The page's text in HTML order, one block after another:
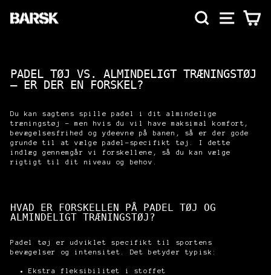
SØG SIDE
PADEL TØJ VS. ALMINDELIGT TRÆNINGSTØJ
– ER DER EN FORSKEL?
Du kan sagtens spille padel i dit almindelige
træningstøj – men hvis du vil have maksimal komfort,
bevægelsesfrihed og ydeevne på banen, så er der gode
grunde til at vælge padel-specifikt tøj. I dette
indlæg gennemgår vi forskellene, så du kan vælge
rigtigt til dit niveau og behov.
HVAD ER FORSKELLEN PÅ PADEL TØJ OG
ALMINDELIGT TRÆNINGSTØJ?
Padel tøj er udviklet specifikt til sportens
bevægelser og intensitet. Det betyder typisk:
Ekstra fleksibilitet i stoffet